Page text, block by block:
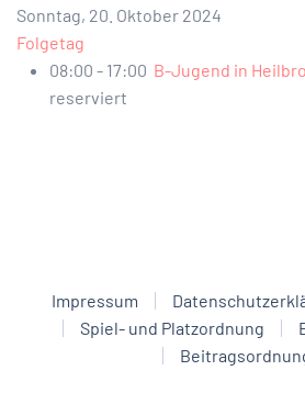
Sonntag, 20. Oktober 2024
Folgetag
08:00 - 17:00 B-Jugend in
reserviert
Impressum
Spiel- und Platzordnung